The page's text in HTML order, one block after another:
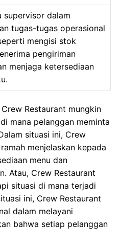
supervisor dalam
tugas-tugas operasional
mengisi stok
pengiriman
menjaga ketersediaan
Restaurant mungkin
mana pelanggan meminta
situasi ini, Crew
menjelaskan kepada
menu dan
Atau, Crew Restaurant
situasi di mana terjadi
ini, Crew Restaurant
dalam melayani
bahwa setiap pelanggan